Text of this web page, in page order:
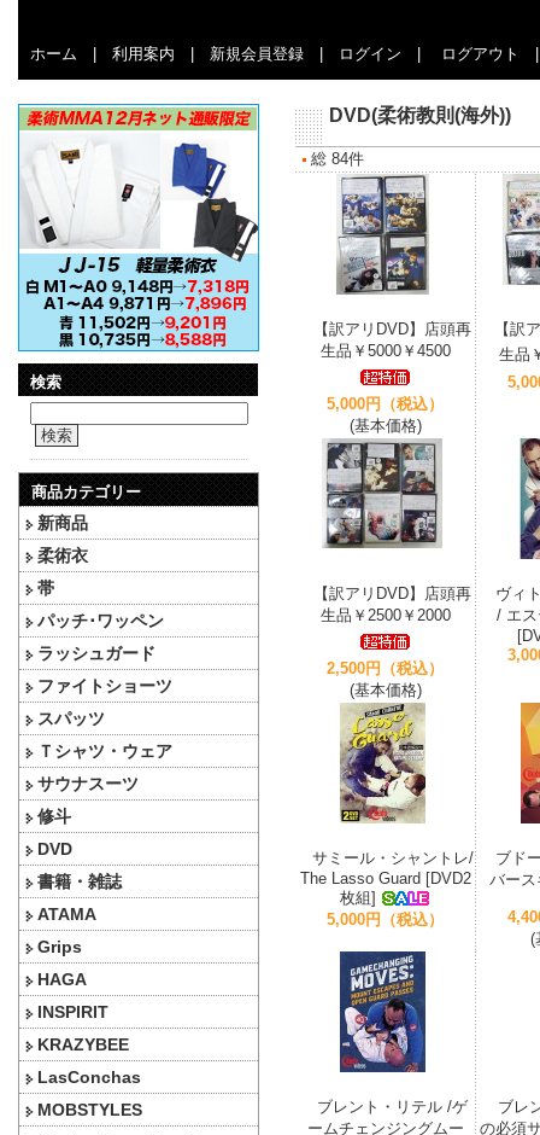
ホーム 利用案内 新規会員登録 ログイン ログアウト
検索
検索
商品カテゴリー
新商品
柔術衣
帯
パッチ･ワッペン
ラッシュガード
ファイトショーツ
スパッツ
Ｔシャツ・ウェア
サウナスーツ
修斗
DVD
書籍・雑誌
ATAMA
Grips
HAGA
INSPIRIT
KRAZYBEE
LasConchas
MOBSTYLES
DVD(柔術教則(海外))
総 84件
【訳アリDVD】店頭再
生品￥5000￥4500
5,000円（税込）
(基本価格)
【訳
生品
【訳アリDVD】店頭再
生品￥2500￥2000
2,500円（税込）
(基本価格)
ヴィ
/ エ
サミール・シャントレ/
The Lasso Guard [DVD2
枚組]
5,000円（税込）
ブド
バー
(
ブレント・リテル /ゲ
ームチェンジングムー
ブレ
の必須